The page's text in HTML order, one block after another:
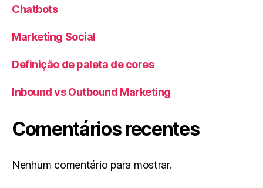
Chatbots
Marketing Social
Definição de paleta de cores
Inbound vs Outbound Marketing
Comentários recentes
Nenhum comentário para mostrar.